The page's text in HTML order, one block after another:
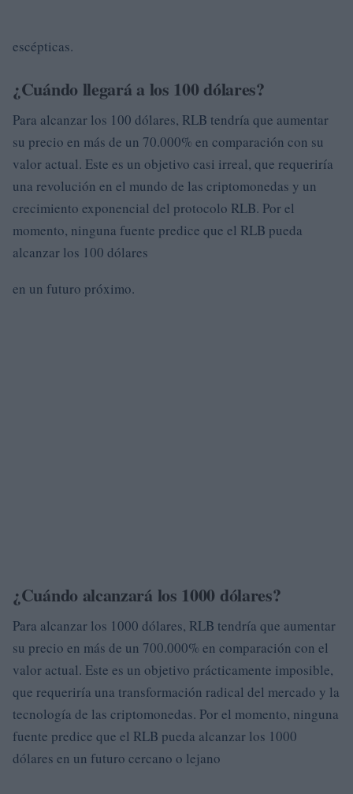
escépticas.
¿Cuándo llegará a los 100 dólares?
Para alcanzar los 100 dólares, RLB tendría que aumentar
su precio en más de un 70.000% en comparación con su
valor actual. Este es un objetivo casi irreal, que requeriría
una revolución en el mundo de las criptomonedas y un
crecimiento exponencial del protocolo RLB. Por el
momento, ninguna fuente predice que el RLB pueda
alcanzar los 100 dólares
en un futuro próximo.
¿Cuándo alcanzará los 1000 dólares?
Para alcanzar los 1000 dólares, RLB tendría que aumentar
su precio en más de un 700.000% en comparación con el
valor actual. Este es un objetivo prácticamente imposible,
que requeriría una transformación radical del mercado y la
tecnología de las criptomonedas. Por el momento, ninguna
fuente predice que el RLB pueda alcanzar los 1000
dólares en un futuro cercano o lejano